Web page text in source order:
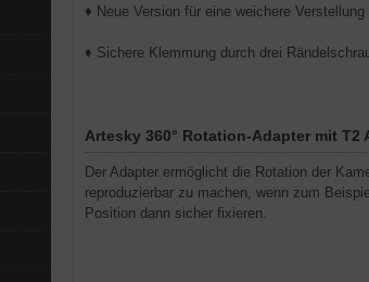
♦ Neue Version für eine weichere
♦ Sichere Klemmung durch drei
Artesky 360° Rotation-Adapter mit T2
Der Adapter ermöglicht die Rotation der
reproduzierbar zu machen, wenn zum
Position dann sicher fixieren.